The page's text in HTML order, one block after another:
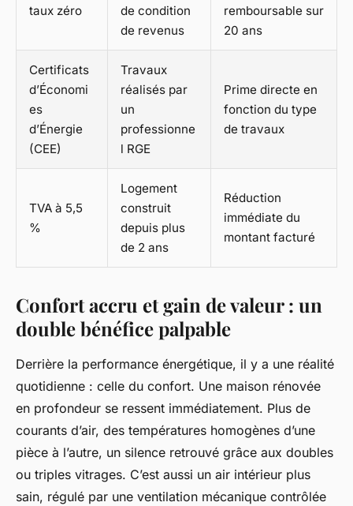
taux zéro
de condition
de revenus
remboursable sur
20 ans
Certificats
d’Économi
es
d’Énergie
(CEE)
Travaux
réalisés par
un
professionne
l RGE
Prime directe en
fonction du type
de travaux
TVA à 5,5
%
Logement
construit
depuis plus
de 2 ans
Réduction
immédiate du
montant facturé
Confort accru et gain de valeur : un
double bénéfice palpable
Derrière la performance énergétique, il y a une réalité
quotidienne : celle du confort. Une maison rénovée
en profondeur se ressent immédiatement. Plus de
courants d’air, des températures homogènes d’une
pièce à l’autre, un silence retrouvé grâce aux doubles
ou triples vitrages. C’est aussi un air intérieur plus
sain, régulé par une ventilation mécanique contrôlée